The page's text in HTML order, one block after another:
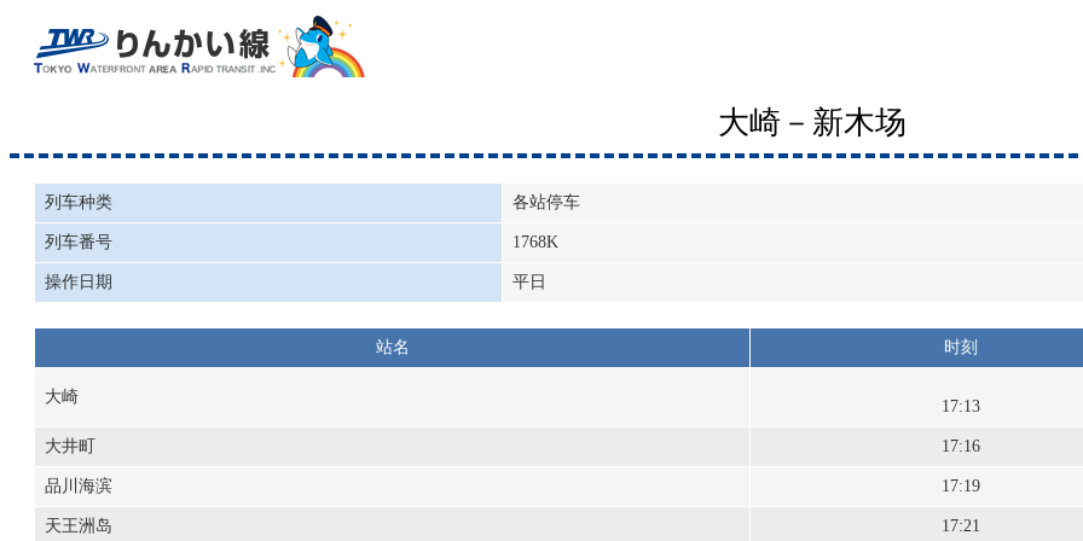
大崎－新木场
列车种类 各站停车
列车番号 1768K
操作日期 平日
站名 时刻
大崎
17:13
大井町 17:16
品川海滨 17:19
天王洲岛 17:21